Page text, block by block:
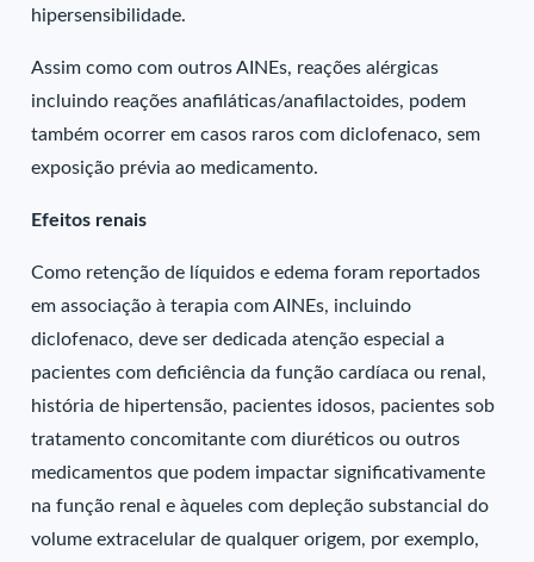
hipersensibilidade.
Assim como com outros AINEs, reações alérgicas
incluindo reações anafiláticas/anafilactoides, podem
também ocorrer em casos raros com diclofenaco, sem
exposição prévia ao medicamento.
Efeitos renais
Como retenção de líquidos e edema foram reportados
em associação à terapia com AINEs, incluindo
diclofenaco, deve ser dedicada atenção especial a
pacientes com deficiência da função cardíaca ou renal,
história de hipertensão, pacientes idosos, pacientes sob
tratamento concomitante com diuréticos ou outros
medicamentos que podem impactar significativamente
na função renal e àqueles com depleção substancial do
volume extracelular de qualquer origem, por exemplo,